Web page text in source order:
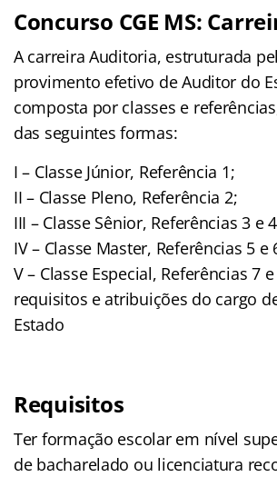
Concurso CGE MS:
A carreira Auditoria, estruturada
provimento efetivo de Auditor do
composta por classes e
das seguintes formas:
I – Classe Júnior, Referência 1;
II – Classe Pleno, Referência 2;
III – Classe Sênior, Referências 3 e
IV – Classe Master, Referências 5 e
V – Classe Especial, Referências 7
requisitos e atribuições do cargo
Estado
Requisitos
Ter formação escolar em nível
de bacharelado ou licenciatura